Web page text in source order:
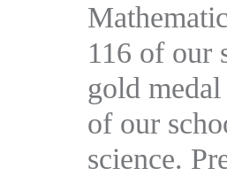
116 of our
gold
of our
science.